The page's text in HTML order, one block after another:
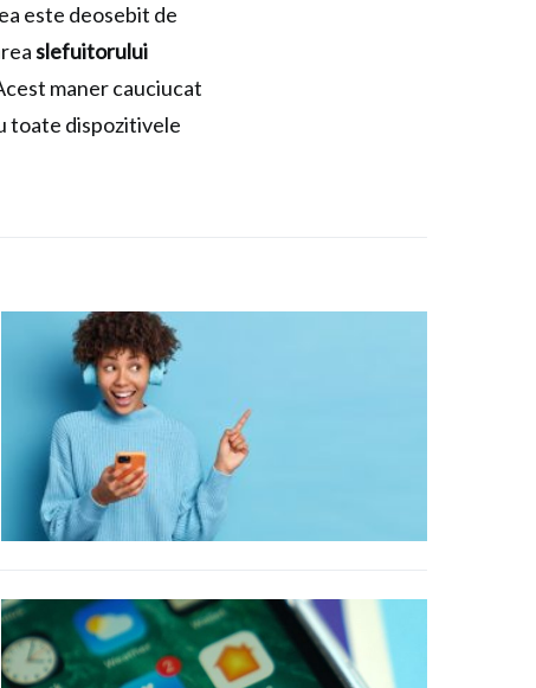
este deosebit de
slefuitorului
maner cauciucat
toate dispozitivele